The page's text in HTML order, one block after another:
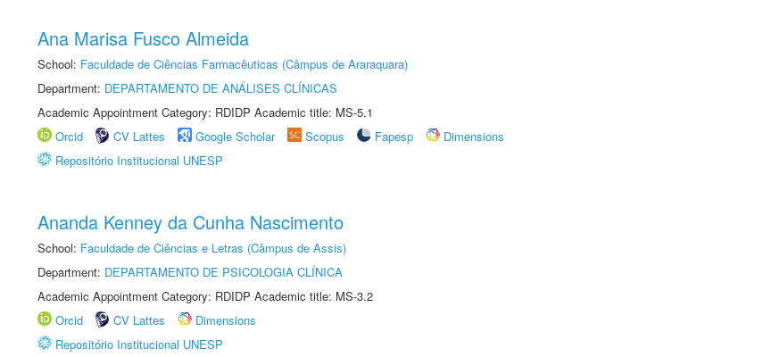
Ana Marisa Fusco Almeida
School: Faculdade de Ciências Farmacêuticas (Câmpus de Araraquara)
Department: DEPARTAMENTO DE ANÁLISES CLÍNICAS
Academic Appointment Category: RDIDP Academic title: MS-5.1
Orcid
CV Lattes Google Scholar Scopus Fapesp
Dimensions
Repositório Institucional UNESP
Ananda Kenney da Cunha Nascimento
School: Faculdade de Ciências e Letras (Câmpus de Assis)
Department: DEPARTAMENTO DE PSICOLOGIA CLÍNICA
Academic Appointment Category: RDIDP Academic title: MS-3.2
Orcid
CV Lattes
Dimensions
Repositório Institucional UNESP